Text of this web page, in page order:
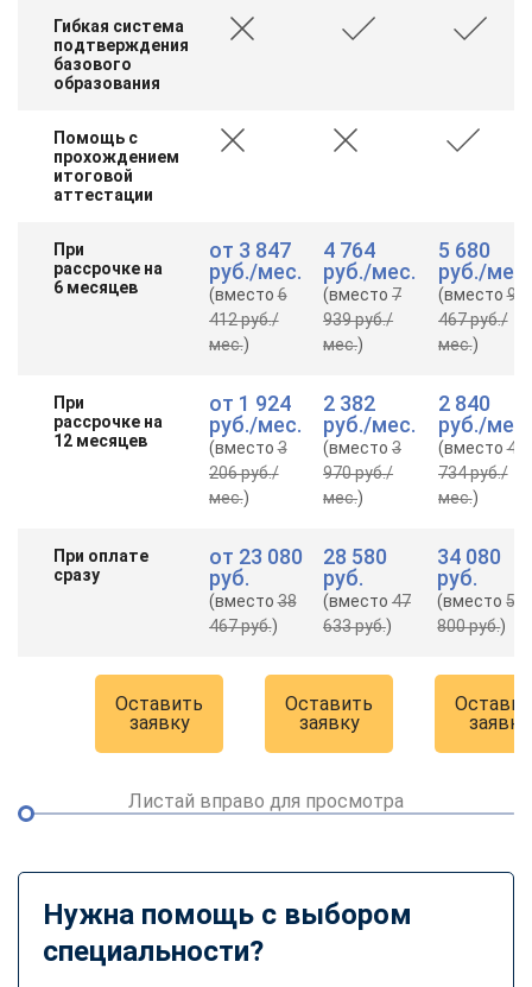
Гибкая система
подтверждения
базового
образования
Помощь с
прохождением
итоговой
аттестации
При
рассрочке на
6 месяцев
от 3 847
руб./мес.
(вместо6
412 руб./
мес.)
4 764
руб./мес.
(вместо7
939 руб./
мес.)
5 680
руб./мес.
(вместо9
467 руб./
мес.)
При
рассрочке на
12 месяцев
от 1 924
руб./мес.
(вместо3
206 руб./
мес.)
2 382
руб./мес.
(вместо3
970 руб./
мес.)
2 840
руб./мес.
(вместо4
734 руб./
мес.)
При оплате
сразу
от 23 080
руб.
(вместо38
467 руб.)
28 580
руб.
(вместо 47
633 руб.)
34 080
руб.
(вместо56
800 руб.)
Оставить
заявку
Оставить
заявку
заявку
Листай вправо для просмотра
Нужна помощь с выбором
специальности?